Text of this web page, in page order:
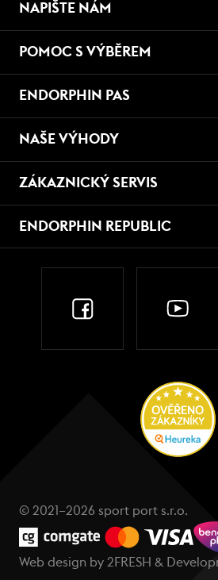
NAPIŠTE NÁM
POMOC S VÝBĚREM
ENDORPHIN PAS
NAŠE VÝHODY
ZÁKAZNICKÝ SERVIS
ENDORPHIN REPUBLIC
© 2021–2026 sport port s.r.o.
Web design by 2FRESH &